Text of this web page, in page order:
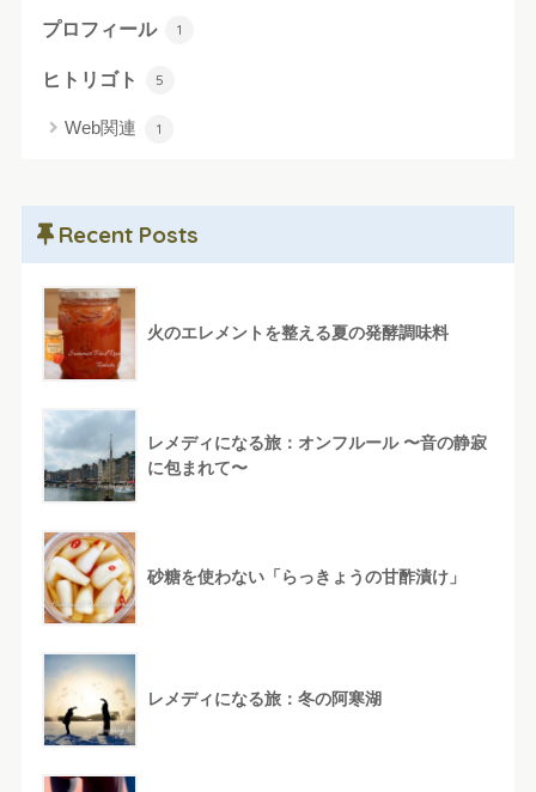
プロフィール 1
ヒトリゴト 5
Web関連 1
Recent Posts
火のエレメントを整える夏の発酵調味料
レメディになる旅：オンフルール 〜音の静寂
に包まれて〜
砂糖を使わない「らっきょうの甘酢漬け」
レメディになる旅：冬の阿寒湖